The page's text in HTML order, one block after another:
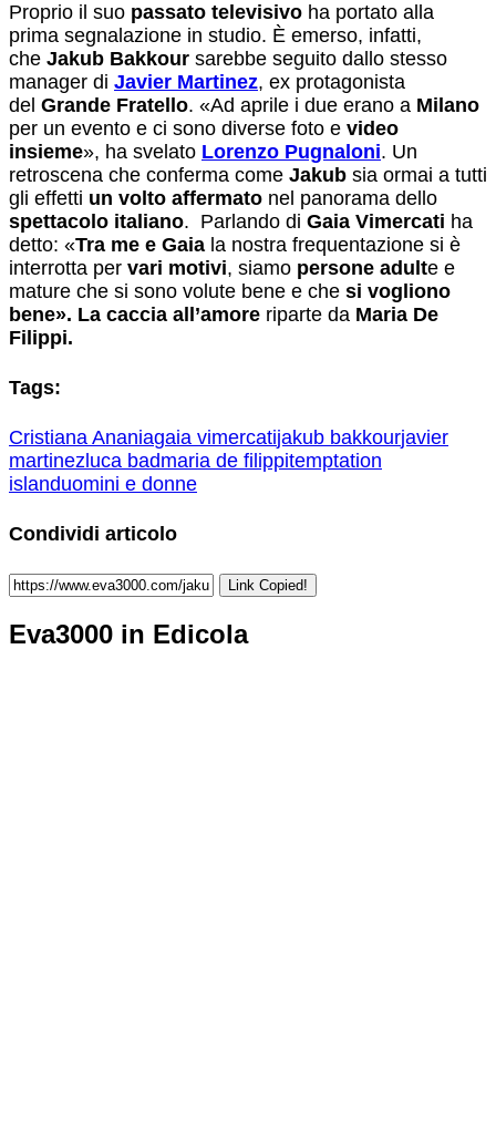
Proprio il suo passato televisivo ha portato alla
prima segnalazione in studio. È emerso, infatti,
che Jakub Bakkour sarebbe seguito dallo stesso
manager di Javier Martinez, ex protagonista
del Grande Fratello. «Ad aprile i due erano a Milano
per un evento e ci sono diverse foto e video
insieme», ha svelato Lorenzo Pugnaloni. Un
retroscena che conferma come Jakub sia ormai a tutti
gli effetti un volto affermato nel panorama dello
spettacolo italiano. Parlando di Gaia Vimercati ha
detto: «Tra me e Gaia la nostra frequentazione si è
interrotta per vari motivi, siamo persone adulte e
mature che si sono volute bene e che si vogliono
bene». La caccia all’amore riparte da Maria De
Filippi.
Tags:
Cristiana Ananiagaia vimercatijakub bakkourjavier
martinez luca badmaria de filippitemptation
islanduomini e donne
Condividi articolo
Link Copied!
Eva3000 in Edicola